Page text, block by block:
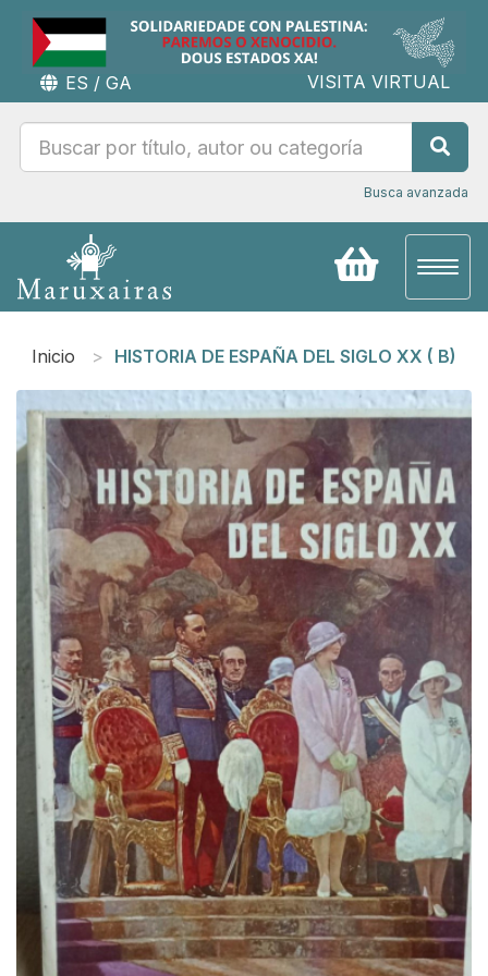
ES / GA VISITA VIRTUAL
Busca avanzada
Inicio HISTORIA DE ESPAÑA DEL SIGLO XX ( B)